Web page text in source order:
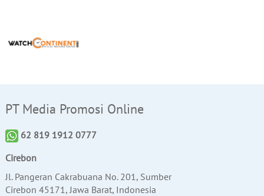
PT Media Promosi Online
62 819 1912 0777
Cirebon
Jl. Pangeran Cakrabuana No. 201, Sumber
Cirebon 45171, Jawa Barat, Indonesia